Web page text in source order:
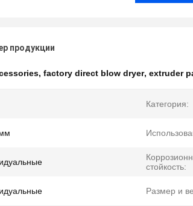
продукции
, factory direct blow dryer, extruder
Категория:
стойкость:
Размер и